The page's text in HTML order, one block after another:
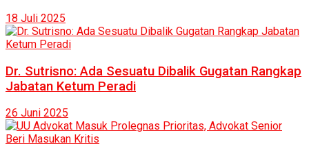
18 Juli 2025
Dr. Sutrisno: Ada Sesuatu Dibalik Gugatan Rangkap
Jabatan Ketum Peradi
26 Juni 2025